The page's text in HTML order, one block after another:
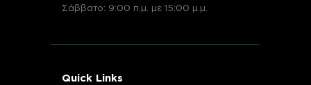
Σάββατο: 9:00 π.μ. με 15:00 μ.μ.
Quick Links